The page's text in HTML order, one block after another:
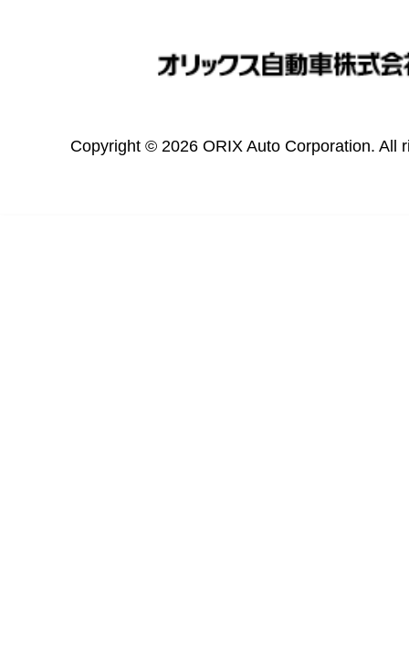
Copyright © 2026 ORIX Auto Corporation. All